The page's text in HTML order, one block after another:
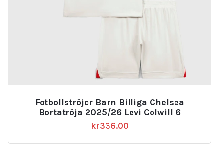
Fotbollströjor Barn Billiga Chelsea
Bortatröja 2025/26 Levi Colwill 6
kr336.00